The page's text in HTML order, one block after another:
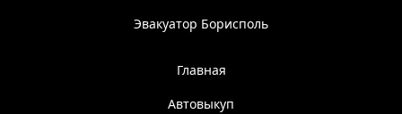
Эвакуатор Борисполь
Главная
Автовыкуп